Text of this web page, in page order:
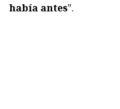
había antes".